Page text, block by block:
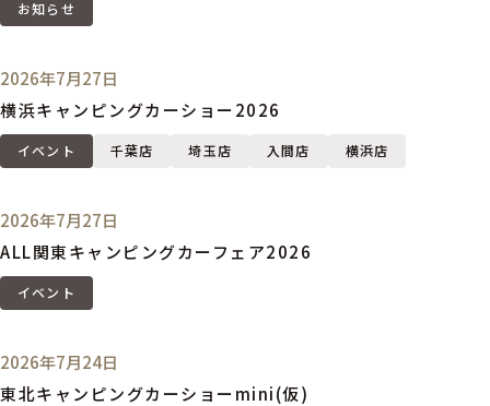
お知らせ
2026年7月27日
横浜キャンピングカーショー2026
イベント 千葉店 埼玉店 入間店 横浜店
2026年7月27日
ALL関東キャンピングカーフェア2026
イベント
2026年7月24日
東北キャンピングカーショーmini(仮)